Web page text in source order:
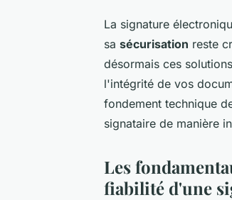
La signature
sa sécurisation reste
désormais ces
l'intégrité de vos
fondement technique
signataire de manière
Les
fiabilité d'une